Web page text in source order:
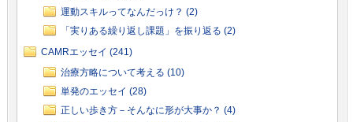
運動スキルってなんだっけ？ (2)
「実りある繰り返し課題」を振り返る (2)
CAMRエッセイ (241)
治療方略について考える (10)
単発のエッセイ (28)
正しい歩き方－そんなに形が大事か？ (4)